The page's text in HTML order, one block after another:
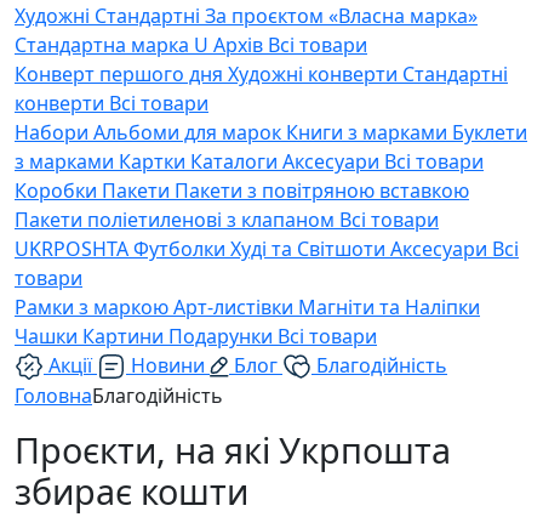
Художні Стандартні За проєктом «Власна марка»
Стандартна марка U Архів Всі товари
Конверт першого дня Художні конверти Стандартні
конверти Всі товари
Набори Альбоми для марок Книги з марками Буклети
з марками Картки Каталоги Аксесуари Всі товари
Коробки Пакети Пакети з повітряною вставкою
Пакети поліетиленові з клапаном Всі товари
UKRPOSHTAФутболки Худі та Світшоти Аксесуари Всі
товари
Рамки з маркоюАрт-листівки Магніти та Наліпки
Чашки Картини Подарунки Всі товари
Акції
Новини Блог
Благодійність
ГоловнаБлагодійність
Проєкти, на які Укрпошта
збирає кошти